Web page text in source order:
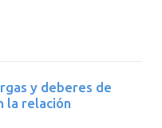
y deberes de
la relación